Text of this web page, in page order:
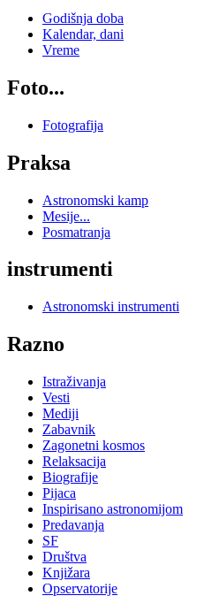
Godišnja doba
Kalendar, dani
Vreme
Foto...
Fotografija
Praksa
Astronomski kamp
Mesije...
Posmatranja
instrumenti
Astronomski instrumenti
Razno
Istraživanja
Vesti
Mediji
Zabavnik
Zagonetni kosmos
Relaksacija
Biografije
Pijaca
Inspirisano astronomijom
Predavanja
SF
Društva
Knjižara
Opservatorije